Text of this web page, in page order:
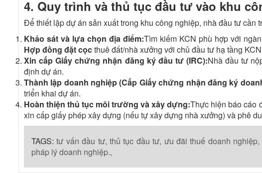
4. Quy trình và thủ tục đầu tư vào khu
Để thiết lập dự án sản xuất trong khu công nghiệp, nhà đầu tư cần
Khảo sát và lựa chọn địa điểm:Tìm kiếm KCN phù hợp với
Hợp đồng đặt cọcthuê đất/nhà xưởng với chủ đầu tư hạ tầng
Xin cấp Giấy chứng nhận đăng ký đầu tư (IRC):Nhà đầu tư
định dự án.
Thành lập doanh nghiệp (Cấp Giấy chứng nhận đăng ký
triển khai dự án.
Hoàn thiện thủ tục môi trường và xây dựng:Thực hiện báo cáo
xin cấp giấy phép xây dựng (nếu tự xây dựng nhà xưởng) và phê
TAGS:tư vấn đầu tư, thủ tục đầu tư, ưu đãi thuế doanh nghiệp,
pháp lý doanh nghiệp.,